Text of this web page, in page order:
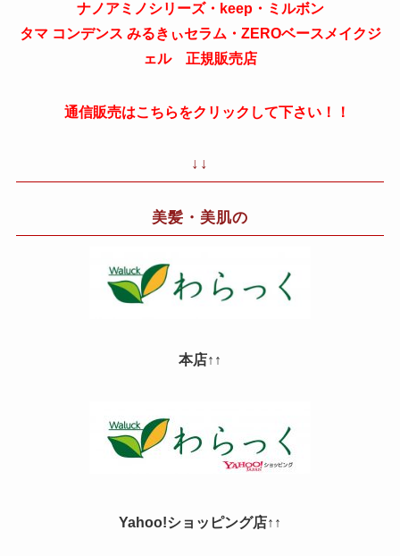
ナノアミノシリーズ・keep・ミルボン
タマ コンデンス みるきぃセラム・ZEROベースメイクジ
ェル 正規販売店
通信販売はこちらをクリックして下さい！！
↓↓
美髪・美肌の
本店↑↑
Yahoo!ショッピング店↑↑